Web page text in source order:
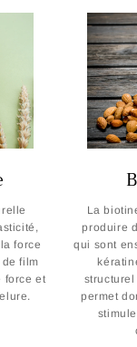
force
film
force et
La
produire
qui sont
permet